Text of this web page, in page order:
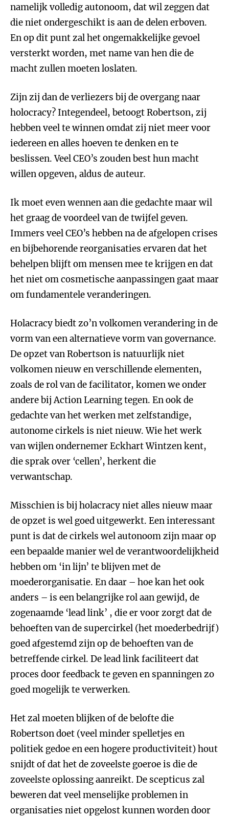
namelijk volledig autonoom, dat wil zeggen dat
die niet ondergeschikt is aan de delen erboven.
En op dit punt zal het ongemakkelijke gevoel
versterkt worden, met name van hen die de
macht zullen moeten loslaten.
Zijn zij dan de verliezers bij de overgang naar
holocracy? Integendeel, betoogt Robertson, zij
hebben veel te winnen omdat zij niet meer voor
iedereen en alles hoeven te denken en te
beslissen. Veel CEO’s zouden best hun macht
willen opgeven, aldus de auteur.
Ik moet even wennen aan die gedachte maar wil
het graag de voordeel van de twijfel geven.
Immers veel CEO’s hebben na de afgelopen crises
en bijbehorende reorganisaties ervaren dat het
behelpen blijft om mensen mee te krijgen en dat
het niet om cosmetische aanpassingen gaat maar
om fundamentele veranderingen.
Holacracy biedt zo’n volkomen verandering in de
vorm van een alternatieve vorm van governance.
De opzet van Robertson is natuurlijk niet
volkomen nieuw en verschillende elementen,
zoals de rol van de facilitator, komen we onder
andere bij Action Learning tegen. En ook de
gedachte van het werken met zelfstandige,
autonome cirkels is niet nieuw. Wie het werk
van wijlen ondernemer Eckhart Wintzen kent,
die sprak over ‘cellen’, herkent die
verwantschap.
Misschien is bij holacracy niet alles nieuw maar
de opzet is wel goed uitgewerkt. Een interessant
punt is dat de cirkels wel autonoom zijn maar op
een bepaalde manier wel de verantwoordelijkheid
hebben om ‘in lijn’ te blijven met de
moederorganisatie. En daar – hoe kan het ook
anders – is een belangrijke rol aan gewijd, de
zogenaamde ‘lead link’ , die er voor zorgt dat de
behoeften van de supercirkel (het moederbedrijf)
goed afgestemd zijn op de behoeften van de
betreffende cirkel. De lead link faciliteert dat
proces door feedback te geven en spanningen zo
goed mogelijk te verwerken.
Het zal moeten blijken of de belofte die
Robertson doet (veel minder spelletjes en
politiek gedoe en een hogere productiviteit) hout
snijdt of dat het de zoveelste goeroe is die de
zoveelste oplossing aanreikt. De scepticus zal
beweren dat veel menselijke problemen in
organisaties niet opgelost kunnen worden door